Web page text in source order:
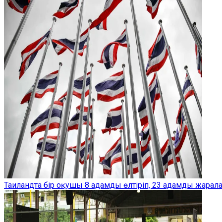
Таиландта бір оқушы 8 адамды өлтіріп, 23 адамды